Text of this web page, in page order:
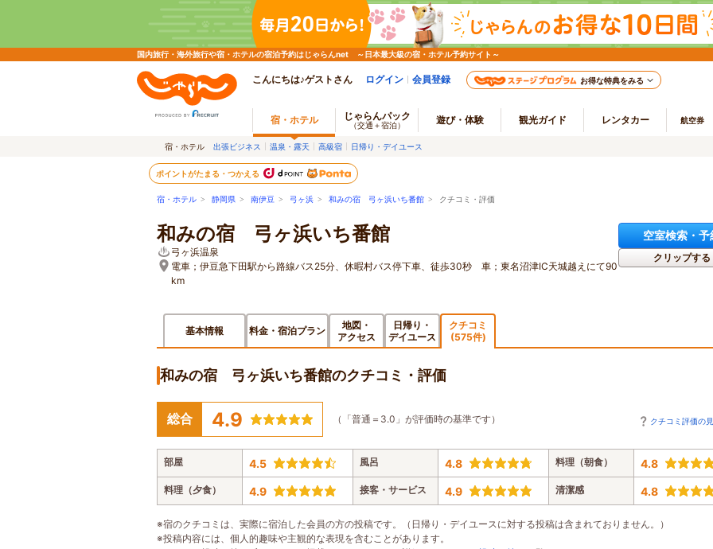
国内旅行・海外旅行や宿・ホテルの宿泊予約はじゃらんnet ～日本最大級の宿・ホテル予約サイト～
こんにちは♪ゲストさん ログイン 会員登録 お得な特典をみる
宿・ホテル じゃらんパック
（交通＋宿泊） 遊び・体験 観光ガイド レンタカー 航空券
宿・ホテル 出張ビジネス 温泉・露天 高級宿 日帰り・デイユース
ポイントがたまる・つかえる
宿・ホテル > 静岡県 > 南伊豆 > 弓ヶ浜 > 和みの宿 弓ヶ浜いち番館 > クチコミ・評価
和みの宿 弓ヶ浜いち番館
弓ヶ浜温泉
電車；伊豆急下田駅から路線バス25分、休暇村バス停下車、徒歩30秒 車；東名沼津IC天城越えにて90
km
空室検索・予
クリップする
基本情報 料金・宿泊プラン
地図・
アクセス
日帰り・
デイユース
クチコミ
(575件)
和みの宿 弓ヶ浜いち番館のクチコミ・評価
総合 4.9 （「普通＝3.0」が評価時の基準です） クチコミ評価の
部屋 4.5 風呂 4.8 料理（朝食） 4.8
料理（夕食） 4.9 接客・サービス 4.9 清潔感 4.8
※宿のクチコミは、実際に宿泊した会員の方の投稿です。（日帰り・デイユースに対する投稿は含まれておりません。）
※投稿内容には、個人的趣味や主観的な表現を含むことがあります。